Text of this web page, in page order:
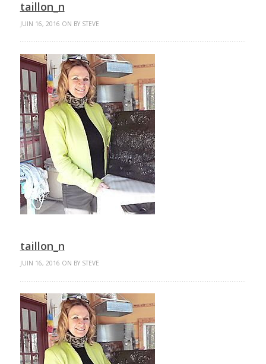
taillon_n
JUIN 16, 2016 ON BY STEVE
taillon_n
JUIN 16, 2016 ON BY STEVE